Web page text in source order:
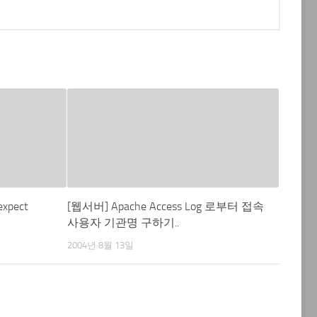
[웹서버] Apache Access Log 로부터 접속
사용자 기관명 구하기..
2004년 8월 13일